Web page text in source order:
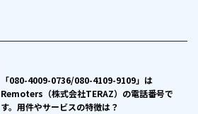
「080-4009-0736/080-4109-9109」は
Remoters（株式会社TERAZ）の電話番号で
す。用件やサービスの特徴は？